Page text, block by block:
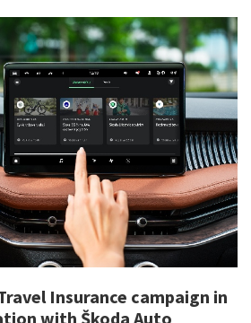
Insurance campaign in
with Škoda Auto